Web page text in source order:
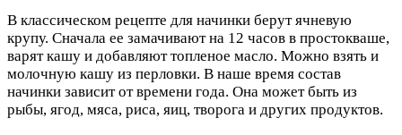
В классическом рецепте для начинки берут ячневую
крупу. Сначала ее замачивают на 12 часов в простокваше,
варят кашу и добавляют топленое масло. Можно взять и
молочную кашу из перловки. В наше время состав
начинки зависит от времени года. Она может быть из
рыбы, ягод, мяса, риса, яиц, творога и других продуктов.